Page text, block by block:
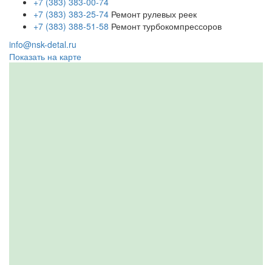
+7 (383) 383-25-74 Ремонт рулевых реек
+7 (383) 388-51-58 Ремонт турбокомпрессоров
info@nsk-detal.ru
Показать на карте